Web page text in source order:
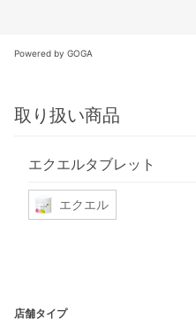
Powered by GOGA
取り扱い商品
エクエルタブレット
エクエル
店舗タイプ